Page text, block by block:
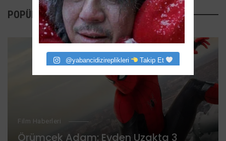
POPÜLER YAZILAR
Film Haberleri
Örümcek Adam: Evden Uzakta 3
@yabancidizireplikleri Takip Et